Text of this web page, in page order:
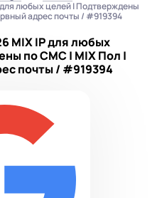
любых целей | Подтверждены
адрес почты / #919394
MIX IP для любых
по СМС | MIX Пол |
почты / #919394